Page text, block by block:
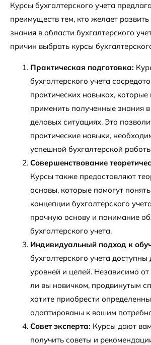
Курсы бухгалтерского учета
преимуществ тем, кто желает
знания в области бухгалтерского
причин выбрать курсы
Практическая подготовка:
бухгалтерского учета
практических навыках, которые
применить полученные знания
деловых ситуациях. Это
практические навыки,
успешной бухгалтерской
Совершенствование
Курсы также предоставляют
основы, которые помогут
концепции бухгалтерского
прочную основу и понимание
бухгалтерского учета.
Индивидуальный подход к
бухгалтерского учета
уровней и целей. Независимо от
ли вы новичком, продвинутым
хотите приобрести
адаптированы к вашим
Совет эксперта: Курсы дают
получить советы и